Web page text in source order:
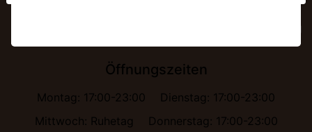
Datenschutzerklärung
Öffnungszeiten
Montag: 17:00-23:00
Dienstag: 17:00-23:00
Mittwoch: Ruhetag
Donnerstag: 17:00-23:00